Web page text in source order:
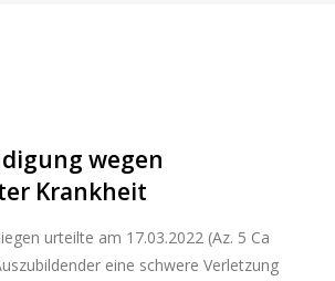
wegen
Krankheit
urteilte am 17.03.2022 (Az. 5 Ca
eine schwere Verletzung